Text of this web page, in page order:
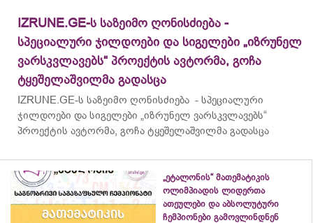
IZRUNE.GE-ს საზეიმო ღონისძიება -
სპეციალური ჯილდოები და სიგელები „იზრუნელ
ვარსკვლავებს“ პროექტის ავტორმა, გოჩა
ტყეშელაშვილმა გადასცა
IZRUNE.GE-ს საზეიმო ღონისძიება - სპეციალური
ჯილდოები და სიგელები „იზრუნელ ვარსკვლავებს“
პროექტის ავტორმა, გოჩა ტყეშელაშვილმა გადასცა
„ეტალონის“ მათემატიკის
ოლიმპიადის ლიდერთა
ათეულები და აბსოლუტური
ჩემპიონები გამოვლინდნენ